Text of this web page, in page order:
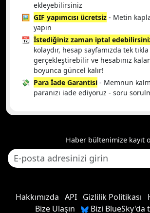
ekleyebilirsiniz
🖼️ GIF yapımcısı ücretsiz - Metin
yapın
📆 İstediğiniz zaman iptal
kolaydır, hesap sayfamızda tek
gerçekleştirebilir ve hesabınız
boyunca güncel kalır!
💸 Para İade Garantisi - Memnun
paranızı iade ediyoruz - soru
Haber bültenimize kayıt
Hakkımızda API Gizlilik Politikası
Bize Ulaşın
Bizi BlueSky'da